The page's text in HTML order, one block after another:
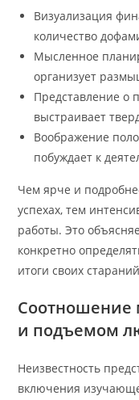
Визуализация
количество
Мысленное
организует
Представление о
выстраивает
Воображение
побуждает к
Чем ярче и
успехах, тем
работы. Это
конкретно
итоги своих
Соотношение
и подъемом
Неизвестность
включения